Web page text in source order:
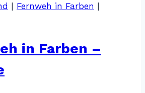
Breslau
| Fernweh in Farben |
in Farben –